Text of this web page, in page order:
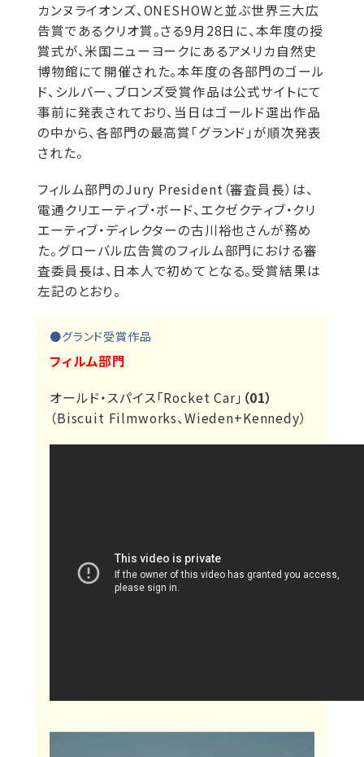
カンヌライオンズ、ONESHOWと並ぶ世界三大広
告賞であるクリオ賞。さる9月28日に、本年度の授
賞式が、米国ニューヨークにあるアメリカ自然史
博物館にて開催された。本年度の各部門のゴール
ド、シルバー、ブロンズ受賞作品は公式サイトにて
事前に発表されており、当日はゴールド選出作品
の中から、各部門の最高賞「グランド」が順次発表
された。
フィルム部門のJury President（審査員長）は、
電通クリエーティブ・ボード、エクゼクティブ・クリ
エーティブ・ディレクターの古川裕也さんが務め
た。グローバル広告賞のフィルム部門における審
査委員長は、日本人で初めてとなる。受賞結果は
左記のとおり。
●グランド受賞作品
フィルム部門
オールド・スパイス「Rocket Car」 （01）
（Biscuit Filmworks、Wieden+Kennedy）